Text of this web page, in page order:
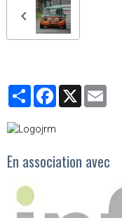
PartagerFacebook
X
En association avec